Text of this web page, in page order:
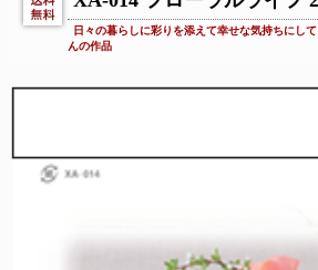
日々の暮らしに彩りを添えて幸せな気持ちにし
んの作品